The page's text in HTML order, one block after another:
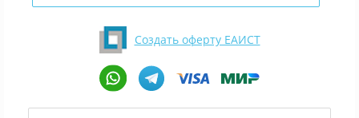
Создать оферту ЕАИСТ